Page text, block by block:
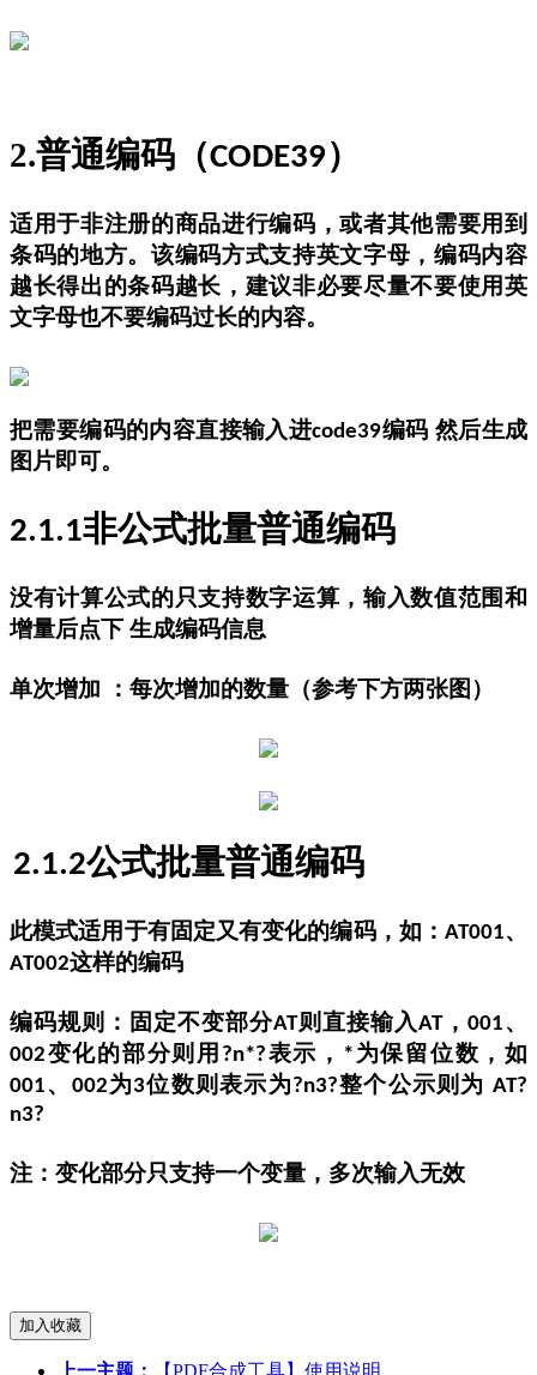
2.普通编码（CODE39）
适用于非注册的商品进行编码，或者其他需要用到
条码的地方。该编码方式支持英文字母，编码内容
越长得出的条码越长，建议非必要尽量不要使用英
文字母也不要编码过长的内容。
把需要编码的内容直接输入进code39编码 然后生成
图片即可。
2.1.1非公式批量普通编码
没有计算公式的只支持数字运算，输入数值范围和
增量后点下 生成编码信息
单次增加 ：每次增加的数量（参考下方两张图）
2.1.2公式批量普通编码
此模式适用于有固定又有变化的编码，如： AT001、
AT002这样的编码
编码规则：固定不变部分AT则直接输入AT， 001 、
002变化的部分则用 ?n*?表示， * 为保留位数，如
001 、 002为3位数则表示为?n3?整个公示则为AT?
n3?
注：变化部分只支持一个变量，多次输入无效